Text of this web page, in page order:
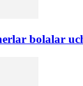
bolalar